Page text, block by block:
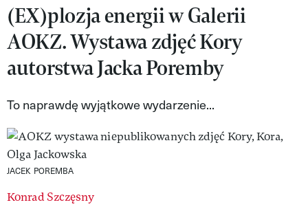
Nasze akcje
VIVA!ART
VIVA!MODA
VIVA!PEOPLE POWER
(EX)plozja energii w Galerii
AOKZ. Wystawa zdjęć Kory
autorstwa Jacka Poremby
To naprawdę wyjątkowe wydarzenie...
JACEK POREMBA
Konrad Szczęsny